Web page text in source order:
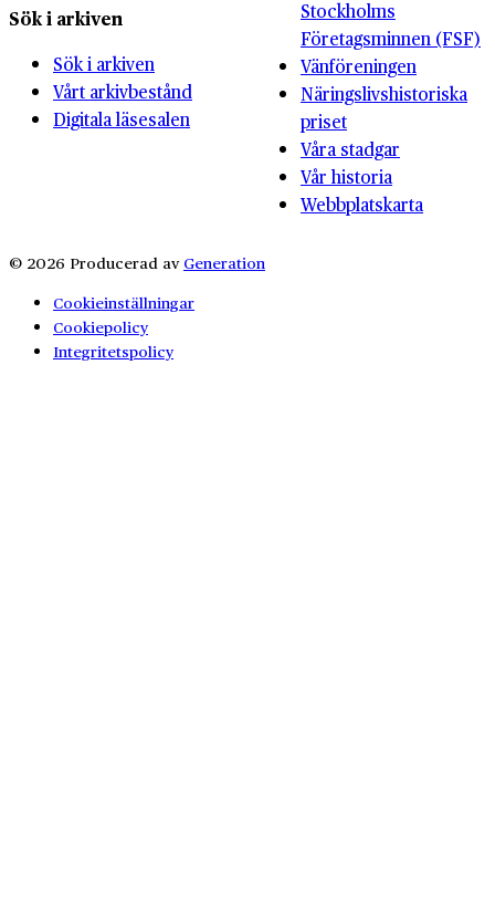
Sök i arkiven
Sök i arkiven
Vårt arkivbestånd
Digitala läsesalen
Stockholms
Företagsminnen (FSF)
Vänföreningen
Näringslivshistoriska
priset
Våra stadgar
Vår historia
Webbplatskarta
© 2026 Producerad av Generation
Cookieinställningar
Cookiepolicy
Integritetspolicy